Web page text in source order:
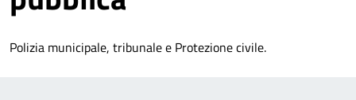
Polizia municipale, tribunale e Protezione civile.